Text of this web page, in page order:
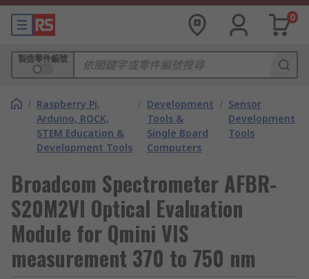
0
製造零件編號
/ Raspberry Pi,
Arduino, ROCK,
STEM Education &
Development Tools
/ Development
Tools &
Single Board
Computers
/ Sensor
Development
Tools
Broadcom Spectrometer AFBR-
S20M2VI Optical Evaluation
Module for Qmini VIS
measurement 370 to 750 nm